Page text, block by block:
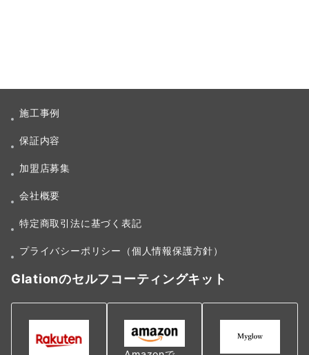
施工事例
保証内容
加盟店募集
会社概要
特定商取引法に基づく表記
プライバシーポリシー（個人情報保護方針）
Glationのセルフコーティングキット